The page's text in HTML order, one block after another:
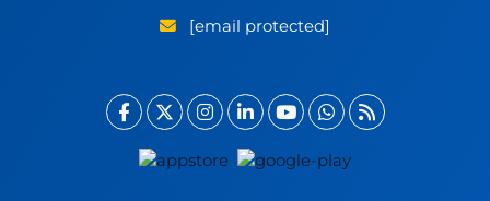
[email protected]